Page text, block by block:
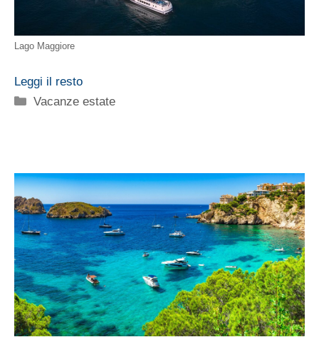
Lago Maggiore
Leggi il resto
Categorie
Vacanze estate